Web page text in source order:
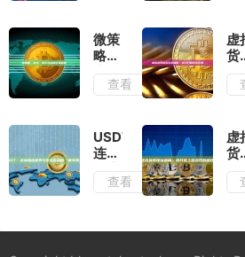
所？
全面
解析
与操
作教
极
全
估
指
微策
略：
定
义、
用全
景解
析
查看
虚
货
购
从
门
安
USDT：
连接
加密
世界
融
查看
虚
货
地
链